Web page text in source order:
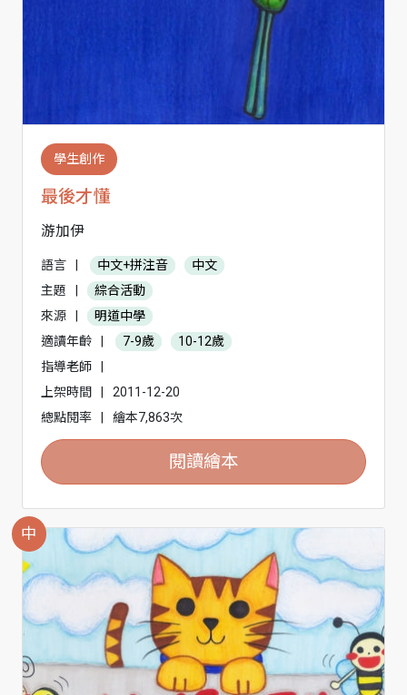
學生創作
最後才懂
游加伊
語言 中文+拼注音
中文
主題
綜合活動
來源
明道中學
適讀年齡
7-9歲
10-12歲
指導老師
上架時間
2011-12-20
總點閱率
繪本7,863次
閱讀繪本
中